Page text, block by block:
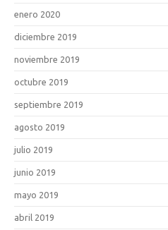
enero 2020
diciembre 2019
noviembre 2019
octubre 2019
septiembre 2019
agosto 2019
julio 2019
junio 2019
mayo 2019
abril 2019